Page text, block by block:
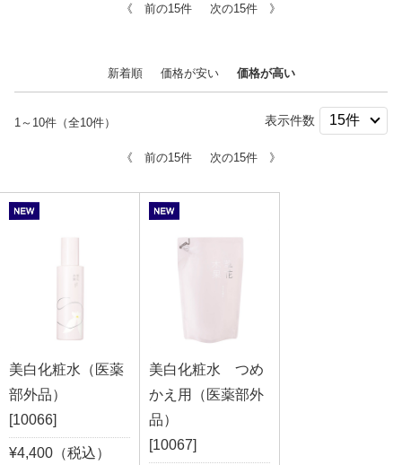
《 前の15件 次の15件 》
新着順 価格が安い 価格が高い
1～10件（全10件） 表示件数
《 前の15件 次の15件 》
美白化粧水（医薬
部外品）
[10066]
¥4,400（税込）
美白化粧水 つめ
かえ用（医薬部外
品）
[10067]